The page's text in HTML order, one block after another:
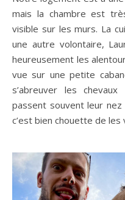
mais la chambre est
visible sur les murs. La
une autre volontaire,
heureusement les
vue sur une petite
s’abreuver les
passent souvent leur
c’est bien chouette de les